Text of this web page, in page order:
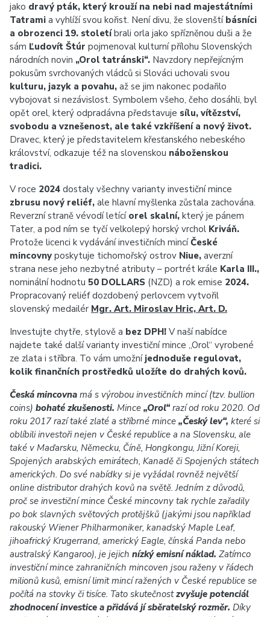
jako dravý pták, který krouží na nebi nad majestátními
Tatrami a vyhlíží svou kořist. Není divu, že slovenští básníci
a obrozenci 19. stoletíbrali orla jako spřízněnou duši a že
sám Ľudovít Štúr pojmenoval kulturní přílohu Slovenských
národních novin „Orol tatránski“. Navzdory nepřejícným
pokusům svrchovaných vládců si Slováci uchovali svou
kulturu, jazyk a povahu, až se jim nakonec podařilo
vybojovat si nezávislost. Symbolem všeho, čeho dosáhli, byl
opět orel, který odpradávna představuje sílu, vítězství,
svobodu a vznešenost, ale také vzkříšení a nový život.
Dravec, který je představitelem křesťanského nebeského
království, odkazuje též na slovenskou náboženskou
tradici.
V roce 2024 dostaly všechny varianty investiční mince
zbrusu nový reliéf, ale hlavní myšlenka zůstala zachována.
Reverzní straně vévodí letící orel skalní, který je pánem
Tater, a pod ním se tyčí velkolepý horský vrchol Kriváň.
Protože licenci k vydávání investičních mincíČeské
mincovny poskytuje tichomořský ostrov Niue, averzní
strana nese jeho nezbytné atributy – portrét krále Karla III.,
nominální hodnotu 50 DOLLARS (NZD) a rok emise 2024.
Propracovaný reliéf dozdobený perlovcem vytvořil
slovenský medailér Mgr. Art. Miroslav Hric, Art. D.
Investujte chytře, stylově a bez DPH! V naší nabídce
najdete také další varianty investiční mince „Orol“ vyrobené
ze zlata i stříbra. To vám umožní jednoduše regulovat,
kolik finančních prostředků uložíte do drahých kovů.
Česká mincovna má s výrobou investičních mincí (tzv. bullion
coins) bohaté zkušenosti. Mince „Orol“ razí od roku 2020. Od
roku 2017 razí také zlaté a stříbrné mince „Český lev“, které si
oblíbili investoři nejen v České republice a na Slovensku, ale
také v Maďarsku, Německu, Číně, Hongkongu, Jižní Koreji,
Spojených arabských emirátech, Kanadě či Spojených státech
amerických. Do své nabídky si je vyžádal rovněž největší
online distributor drahých kovů na světě. Jedním z důvodů,
proč se investiční mince České mincovny tak rychle zařadily
po bok slavných světových protějšků (jakými jsou například
rakouský Wiener Philharmoniker, kanadský Maple Leaf,
jihoafrický Krugerrand, americký Eagle, čínská Panda nebo
australský Kangaroo), je jejich nízký emisní náklad. Zatímco
investiční mince zahraničních mincoven jsou raženy v řádech
milionů kusů, emisní limit mincí ražených v České republice se
počítá na stovky či tisíce. Tato skutečnostzvyšuje potenciál
zhodnocení investice a přidává jí sběratelský rozměr. Díky